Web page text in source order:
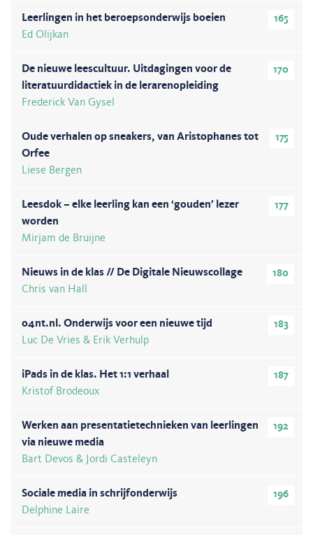
165
Leerlingen in het beroepsonderwijs boeien
Ed Olijkan
170
De nieuwe leescultuur. Uitdagingen voor de
literatuurdidactiek in de lerarenopleiding
Frederick Van Gysel
175
Oude verhalen op sneakers, van Aristophanes tot
Orfee
Liese Bergen
177
Leesdok – elke leerling kan een ‘gouden’ lezer
worden
Mirjam de Bruijne
180
Nieuws in de klas // De Digitale Nieuwscollage
Chris van Hall
183
o4nt.nl. Onderwijs voor een nieuwe tijd
Luc De Vries & Erik Verhulp
187
iPads in de klas. Het 1:1 verhaal
Kristof Brodeoux
192
Werken aan presentatietechnieken van leerlingen
via nieuwe media
Bart Devos & Jordi Casteleyn
196
Sociale media in schrijfonderwijs
Delphine Laire